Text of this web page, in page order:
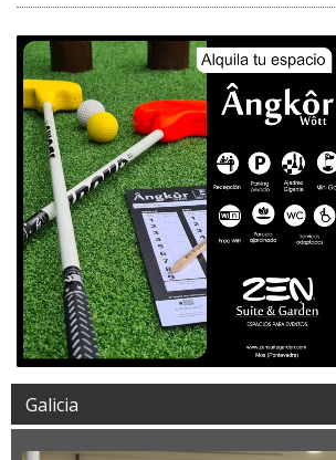
Galicia